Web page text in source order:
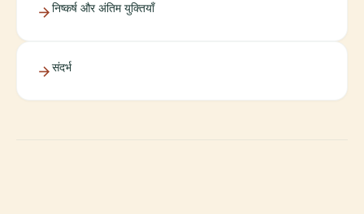
निष्कर्ष और अंतिम युक्तियाँ
संदर्भ